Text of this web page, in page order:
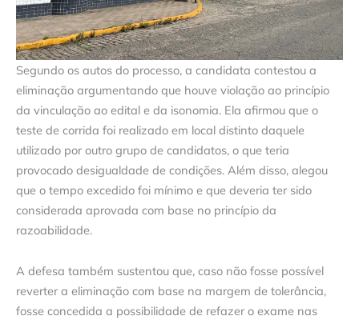
Segundo os autos do processo, a candidata contestou a
eliminação argumentando que houve violação ao princípio
da vinculação ao edital e da isonomia. Ela afirmou que o
teste de corrida foi realizado em local distinto daquele
utilizado por outro grupo de candidatos, o que teria
provocado desigualdade de condições. Além disso, alegou
que o tempo excedido foi mínimo e que deveria ter sido
considerada aprovada com base no princípio da
razoabilidade.
A defesa também sustentou que, caso não fosse possível
reverter a eliminação com base na margem de tolerância,
fosse concedida a possibilidade de refazer o exame nas